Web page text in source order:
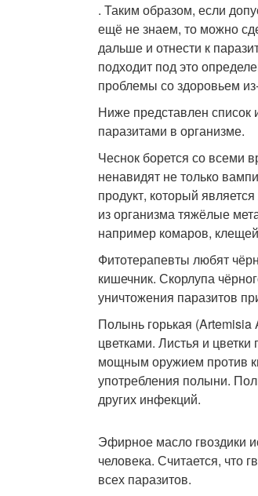
. Таким образом, если
ещё не знаем, то можно
дальше и отнести к
подходит под это
проблемы со здоровьем
Ниже представлен список
паразитами в организме.
Чеснок борется со всеми
ненавидят не только
продукт, который
из организма тяжёлые
например комаров,
Фитотерапевты любят
кишечник. Скорлупа
уничтожения паразитов
Полынь горькая (Artemisia
цветками. Листья и
мощным оружием против
употребления полыни.
других инфекций.
Эфирное масло гвоздики
человека. Считается, что
всех паразитов.